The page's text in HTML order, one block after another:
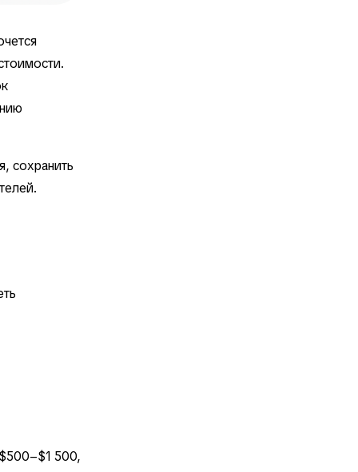
сохранить
500,